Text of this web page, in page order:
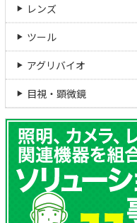
レンズ
ツール
アグリバイオ
目視・顕微鏡